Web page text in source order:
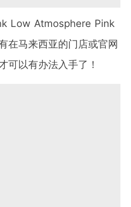
Low Atmosphere Pink
在马来西亚的门店或官网
可以有办法入手了！